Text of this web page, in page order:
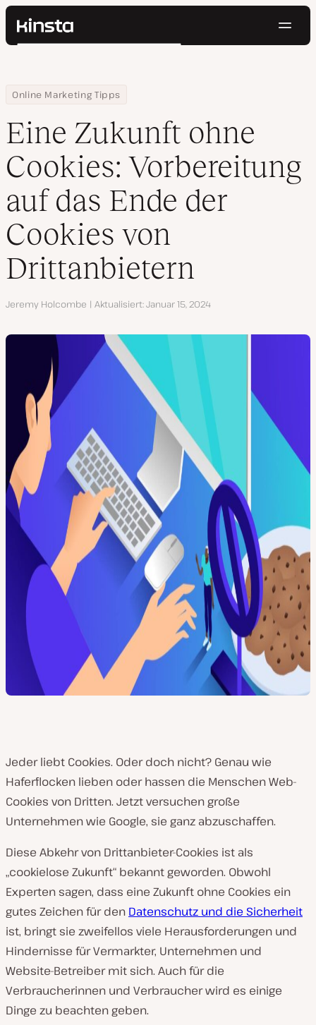
Kinsta®
Preise
Kontakt
Suchen
Home
Ressourcen Center
Online Marketing Tipps
Eine Zukunft ohne Cookies: Vorbereitung auf das Ende der
Eine Zukunft ohne
Cookies: Vorbereitung
auf das Ende der
Cookies von
Drittanbietern
Autor
Jeremy Holcombe Aktualisiert Januar 15, 2024
Jeder liebt Cookies. Oder doch nicht? Genau wie
Haferflocken lieben oder hassen die Menschen Web-
Cookies von Dritten. Jetzt versuchen große
Unternehmen wie Google, sie ganz abzuschaffen.
Diese Abkehr von Drittanbieter-Cookies ist als
„cookielose Zukunft“ bekannt geworden. Obwohl
Experten sagen, dass eine Zukunft ohne Cookies ein
gutes Zeichen für den Datenschutz und die Sicherheit
ist, bringt sie zweifellos viele Herausforderungen und
Hindernisse für Vermarkter, Unternehmen und
Website-Betreiber mit sich. Auch für die
Verbraucherinnen und Verbraucher wird es einige
Dinge zu beachten geben.